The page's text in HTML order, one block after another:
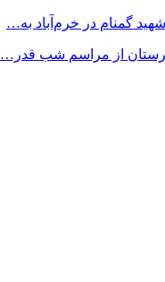
گمنام در خرم‌آباد به…
از مراسم شب قدر…